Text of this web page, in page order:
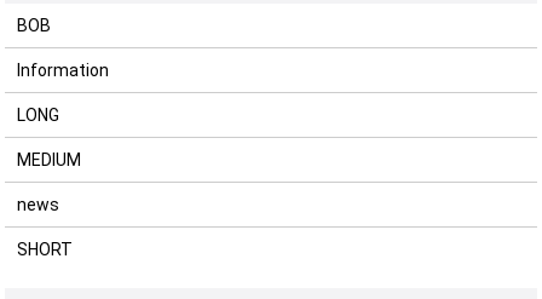
BOB
Information
LONG
MEDIUM
news
SHORT